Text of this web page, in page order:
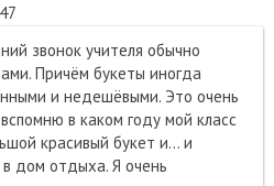
звонок учителя обычно
Причём букеты иногда
и недешёвыми. Это очень
в каком году мой класс
красивый букет и... и
дом отдыха. Я очень